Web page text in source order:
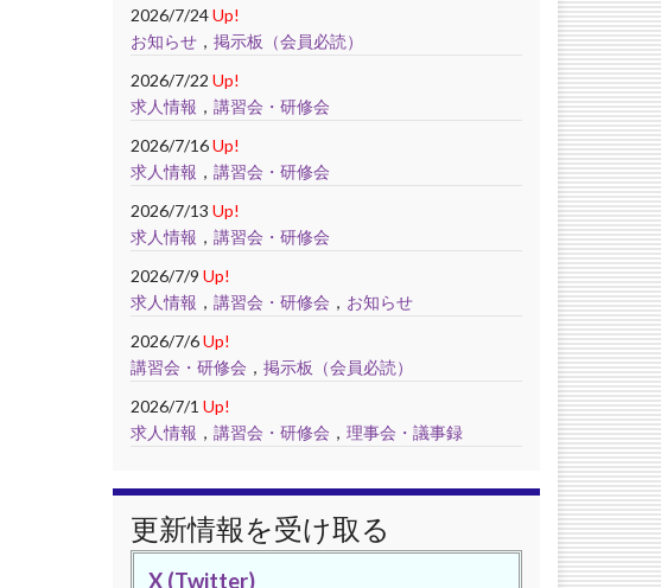
2026/7/24Up!
お知らせ ， 掲示板（会員必読）
2026/7/22 Up!
求人情報 ， 講習会・研修会
2026/7/16Up!
求人情報 ， 講習会・研修会
2026/7/13 Up!
求人情報 ， 講習会・研修会
2026/7/9 Up!
求人情報 ， 講習会・研修会 ， お知らせ
2026/7/6Up!
講習会・研修会 ， 掲示板（会員必読）
2026/7/1 Up!
求人情報 ， 講習会・研修会 ， 理事会・議事録
更新情報を受け取る
X (Twitter)